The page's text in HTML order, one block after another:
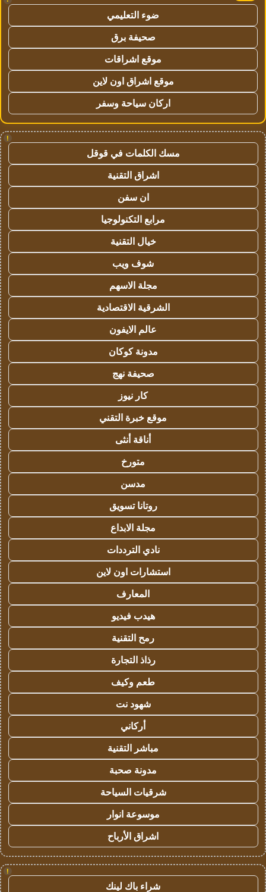
ضوء التعليمي
صحيفة برق
موقع اشراقات
موقع اشراق اون لاين
اركان سياحة وسفر
!
مسك الكلمات في قوقل
اشراق التقنية
ان سفن
مرابع التكنولوجيا
خيال التقنية
شوف ويب
مجلة الاسهم
الشرقية الاقتصادية
عالم الايفون
مدونة كوكان
صحيفة نهج
كار نيوز
موقع خبرة التقني
أناقة أنثى
متورخ
مدسن
روتانا تسويق
مجلة الابداع
نادي الترددات
استشارات اون لاين
المعارف
هيدب فيديو
رمح التقنية
رذاذ التجارة
طعم وكيف
شهود نت
أركاني
مباشر التقنية
مدونة صحبة
شرقيات السياحة
موسوعة انوار
اشراق الأرباح
!
شراء باك لينك